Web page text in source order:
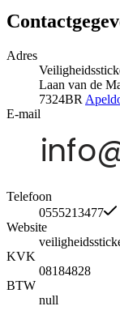
Adres
Laan van de
7324BR
E-mail
Telefoon
0555213477
Website
KVK
08184828
BTW
null